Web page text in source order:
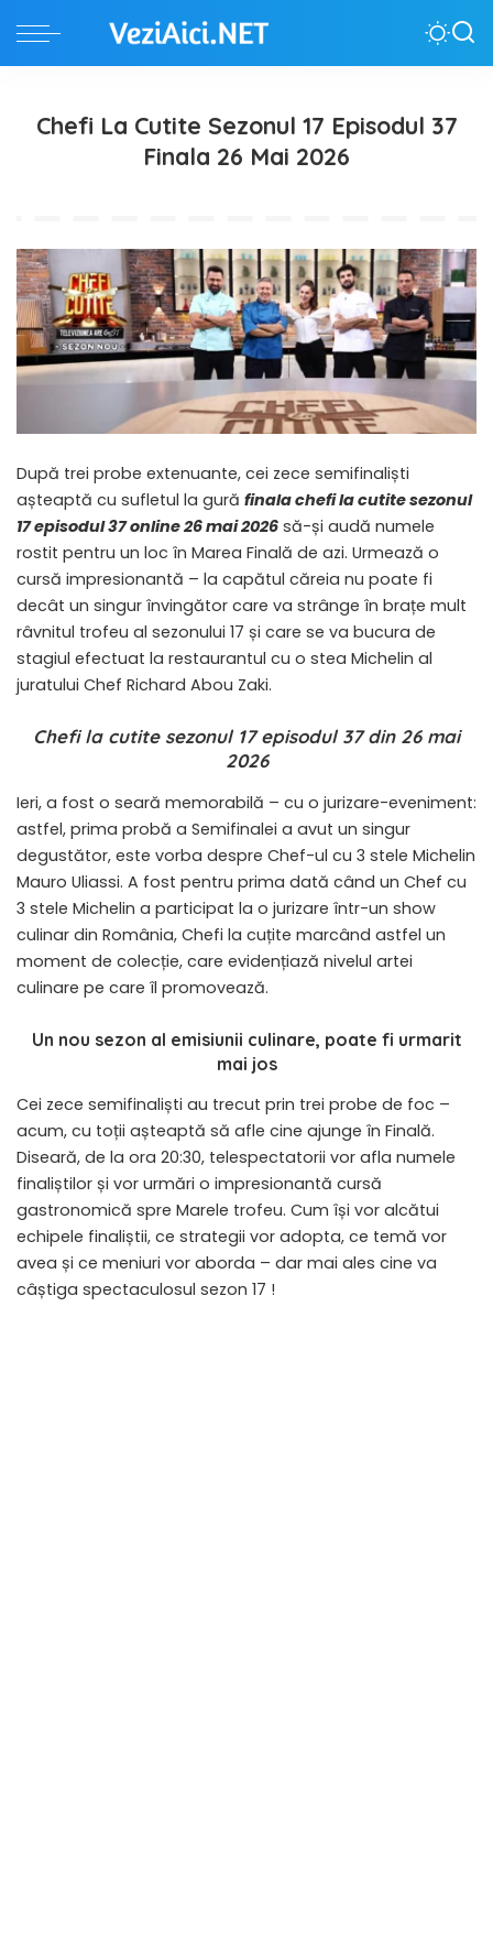
Chefi La Cutite Sezonul 17 Episodul 37
Finala 26 Mai 2026
După trei probe extenuante, cei zece semifinaliști
așteaptă cu sufletul la gură finala chefi la cutite sezonul
17 episodul 37 online 26 mai 2026 să-și audă numele
rostit pentru un loc în Marea Finală de azi. Urmează o
cursă impresionantă – la capătul căreia nu poate fi
decât un singur învingător care va strânge în brațe mult
râvnitul trofeu al sezonului 17 și care se va bucura de
stagiul efectuat la restaurantul cu o stea Michelin al
juratului Chef Richard Abou Zaki.
Chefi la cutite sezonul 17 episodul 37 din 26 mai
2026
Ieri, a fost o seară memorabilă – cu o jurizare-eveniment:
astfel, prima probă a Semifinalei a avut un singur
degustător, este vorba despre Chef-ul cu 3 stele Michelin
Mauro Uliassi. A fost pentru prima dată când un Chef cu
3 stele Michelin a participat la o jurizare într-un show
culinar din România, Chefi la cuțite marcând astfel un
moment de colecție, care evidențiază nivelul artei
culinare pe care îl promovează.
Un nou sezon al emisiunii culinare, poate fi urmarit
mai jos
Cei zece semifinaliști au trecut prin trei probe de foc –
acum, cu toții așteaptă să afle cine ajunge în Finală.
Diseară, de la ora 20:30, telespectatorii vor afla numele
finaliștilor și vor urmări o impresionantă cursă
gastronomică spre Marele trofeu. Cum își vor alcătui
echipele finaliștii, ce strategii vor adopta, ce temă vor
avea și ce meniuri vor aborda – dar mai ales cine va
câștiga spectaculosul sezon 17 !